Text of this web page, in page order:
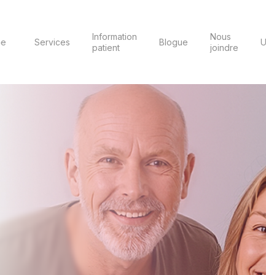
Services
Information
patient
Blogue
Nous
joindre